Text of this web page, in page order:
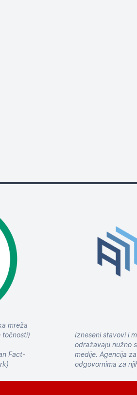
mreža
točnosti)
Fact-
Izneseni stavovi i
odražavaju nužno
medije. Agencija
odgovornima za